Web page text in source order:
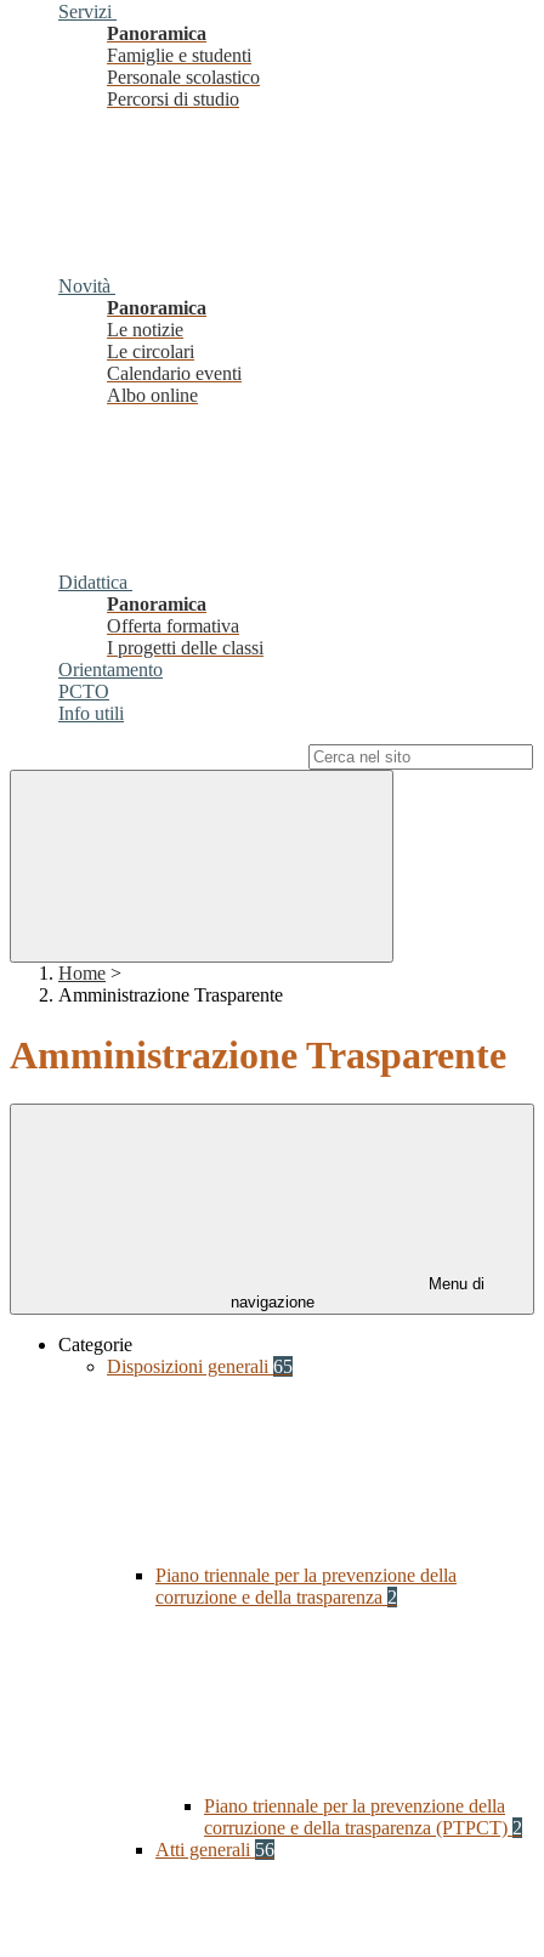
Servizi
Panoramica
Famiglie e studenti
Personale scolastico
Percorsi di studio
Novità
Panoramica
Le notizie
Le circolari
Calendario eventi
Albo online
Didattica
Panoramica
Offerta formativa
I progetti delle classi
Orientamento
PCTO
Info utili
Home >
Amministrazione Trasparente
Amministrazione Trasparente
Menu di
navigazione
Categorie
Disposizioni generali 65
Piano triennale per la prevenzione della
corruzione e della trasparenza 2
Piano triennale per la prevenzione della
corruzione e della trasparenza (PTPCT) 2
Atti generali 56